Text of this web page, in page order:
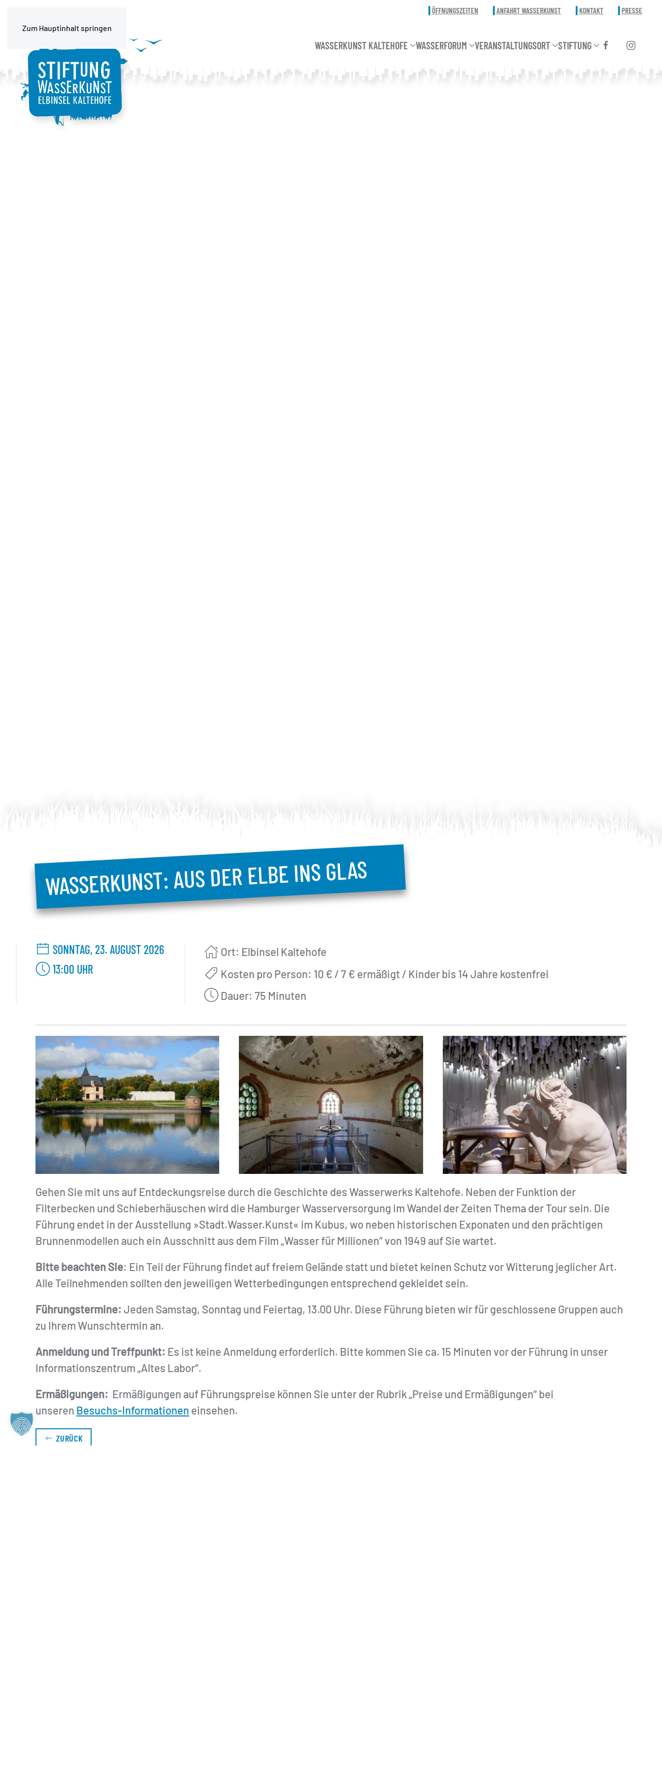
Zum Hauptinhalt springen
ÖFFNUNGSZEITEN ANFAHRT WASSERKUNST KONTAKT PRESSE
WASSERKUNST KALTEHOFE WASSERFORUM VERANSTALTUNGSORT STIFTUNG
WASSERKUNST: AUS DER ELBE INS GLAS
SONNTAG, 23. AUGUST 2026
13:00 UHR
Ort: Elbinsel Kaltehofe
Kosten pro Person: 10 € / 7 € ermäßigt / Kinder bis 14 Jahre kostenfrei
Dauer: 75 Minuten
Gehen Sie mit uns auf Entdeckungsreise durch die Geschichte des Wasserwerks Kaltehofe. Neben der Funktion der
Filterbecken und Schieberhäuschen wird die Hamburger Wasserversorgung im Wandel der Zeiten Thema der Tour sein. Die
Führung endet in der Ausstellung »Stadt.Wasser.Kunst« im Kubus, wo neben historischen Exponaten und den prächtigen
Brunnenmodellen auch ein Ausschnitt aus dem Film „Wasser für Millionen“ von 1949 auf Sie wartet.
Bitte beachten Sie: Ein Teil der Führung findet auf freiem Gelände statt und bietet keinen Schutz vor Witterung jeglicher Art.
Alle Teilnehmenden sollten den jeweiligen Wetterbedingungen entsprechend gekleidet sein.
Führungstermine: Jeden Samstag, Sonntag und Feiertag, 13.00 Uhr. Diese Führung bieten wir für geschlossene Gruppen auch
zu Ihrem Wunschtermin an.
Anmeldung und Treffpunkt: Es ist keine Anmeldung erforderlich. Bitte kommen Sie ca. 15 Minuten vor der Führung in unser
Informationszentrum „Altes Labor“.
Ermäßigungen: Ermäßigungen auf Führungspreise können Sie unter der Rubrik „Preise und Ermäßigungen“ bei
unseren Besuchs-Informationen einsehen.
ZURÜCK